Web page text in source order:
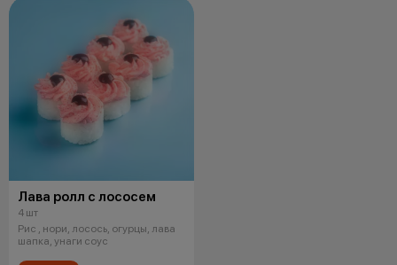
Лава ролл с лососем
4 шт
Рис , нори, лосось, огурцы, лава
шапка, унаги соус